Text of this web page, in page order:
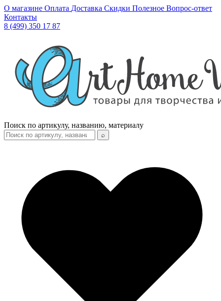
О магазине Оплата Доставка Скидки Полезное Вопрос-ответ
Контакты
8 (499) 350 17 87
Поиск по артикулу, названию, материалу
⌕